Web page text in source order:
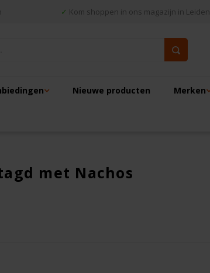
✓ Kom shoppen in ons magazijn in Leiden
Nieuwe producten Merken
met Nachos